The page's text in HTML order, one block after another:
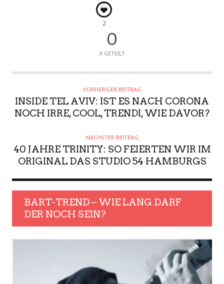
2
0
X GETEILT
VORHERIGER BEITRAG
INSIDE TEL AVIV: IST ES NACH CORONA
NOCH IRRE, COOL, TRENDI, WIE DAVOR?
NÄCHSTER BEITRAG
40 JAHRE TRINITY: SO FEIERTEN WIR IM
ORIGINAL DAS STUDIO 54 HAMBURGS
BART-TREND – WIE LANG DARF
DER NOCH SEIN?